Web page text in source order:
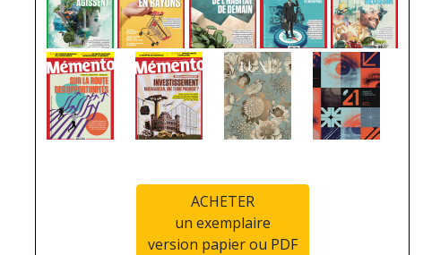
ACHETER
un exemplaire
version papier ou PDF